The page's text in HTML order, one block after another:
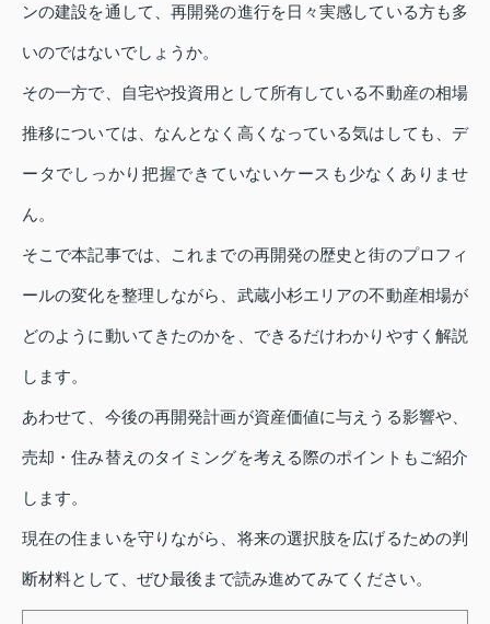
ンの建設を通して、再開発の進行を日々実感している方も多
いのではないでしょうか。
その一方で、自宅や投資用として所有している不動産の相場
推移については、なんとなく高くなっている気はしても、デ
ータでしっかり把握できていないケースも少なくありませ
ん。
そこで本記事では、これまでの再開発の歴史と街のプロフィ
ールの変化を整理しながら、武蔵小杉エリアの不動産相場が
どのように動いてきたのかを、できるだけわかりやすく解説
します。
あわせて、今後の再開発計画が資産価値に与えうる影響や、
売却・住み替えのタイミングを考える際のポイントもご紹介
します。
現在の住まいを守りながら、将来の選択肢を広げるための判
断材料として、ぜひ最後まで読み進めてみてください。